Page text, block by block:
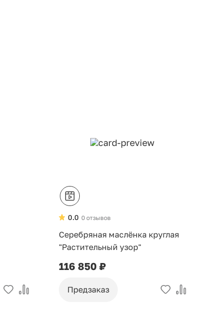
0 отзывов
0.0
Серебряная маслёнка круглая
"Растительный узор"
116 850 ₽
Предзаказ